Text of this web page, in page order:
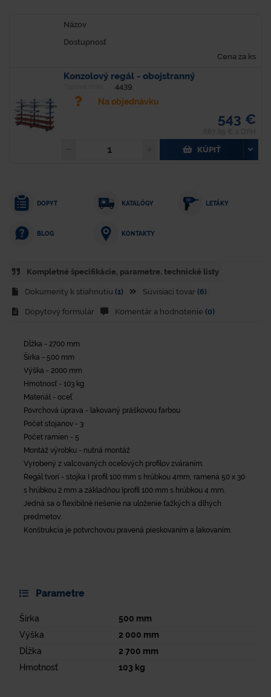
Názov
Dostupnosť
Cena za ks
Konzolový regál - obojstranný
4439
Na objednávku
543 €
KÚPIŤ
DOPYT KATALÓGY LETÁKY
BLOG KONTAKTY
Kompletné špecifikácie, parametre. technické listy
Dokumenty k stiahnutiu (1) Súvisiaci tovar (6)
Dopytový formulár Komentár a hodnotenie (0)
Dĺžka - 2700 mm
Šírka - 500 mm
Výška - 2000 mm
Hmotnosť - 103 kg
Materiál - oceľ
Povrchová úprava - lakovaný práškovou farbou
Počet stojanov - 3
Počet ramien - 5
Montáž výrobku - nutná montáž
Vyrobený z valcovaných oceľových profilov zváraním.
Regál tvorí - stojka I profil 100 mm s hrúbkou 4mm, ramená 50 x 30
s hrúbkou 2 mm a základňou Iprofil 100 mm s hrúbkou 4 mm.
Jedná sa o flexibilné riešenie na uloženie ťažkých a dlhých
predmetov.
Konštrukcia je potvrchovou pravená pieskovaním a lakovaním.
Parametre
Šírka 500 mm
Výška
2 000 mm
Dĺžka
2 700 mm
Hmotnosť
103 kg